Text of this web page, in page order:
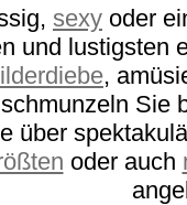
sexy oder
und lustigsten
,
Sie
über
oder auch